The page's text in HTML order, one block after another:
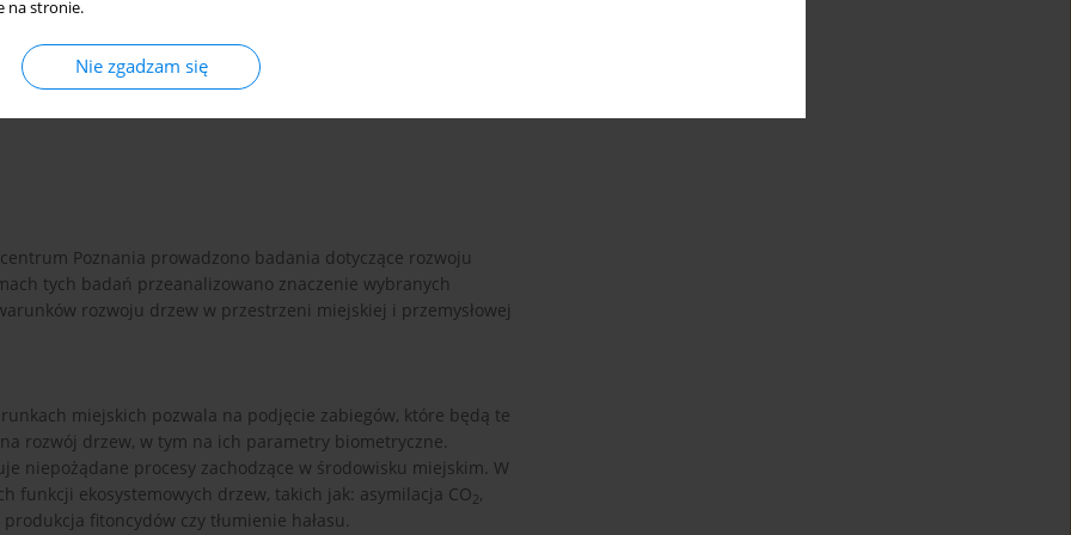
na stronie.
Nie zgadzam się
Poznania prowadzono badania dotyczące rozwoju
tych badań przeanalizowano znaczenie wybranych
rozwoju drzew w przestrzeni miejskiej i przemysłowej
miejskich pozwala na podjęcie zabiegów, które będą te
rozwój drzew, w tym na ich parametry biometryczne.
niepożądane procesy zachodzące w środowisku miejskim. W
ekosystemowych drzew, takich jak: asymilacja CO2,
fitoncydów czy tłumienie hałasu.